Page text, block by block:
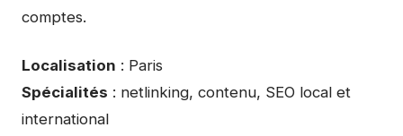
comptes.
Localisation : Paris
Spécialités : netlinking, contenu, SEO local et
international